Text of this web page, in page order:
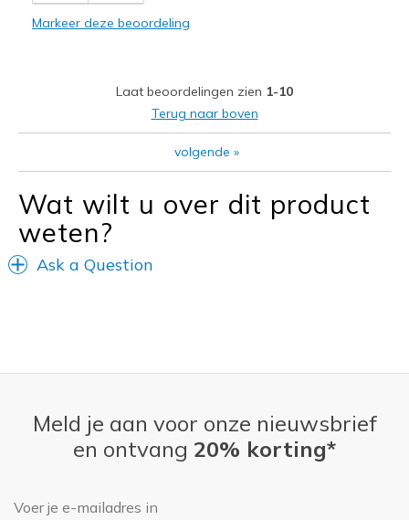
Heels slip. Need laces that tie.
Feels true to width
Feels true to size
View On Shoes
Shoes are for Wearing
Markeer deze beoordeling
Laat beoordelingen zien 1-10
Terug naar boven
volgende »
Wat wilt u over dit product
weten?
Ask a Question
Meld je aan voor onze nieuwsbrief
en ontvang 20% korting*
E-mailadres